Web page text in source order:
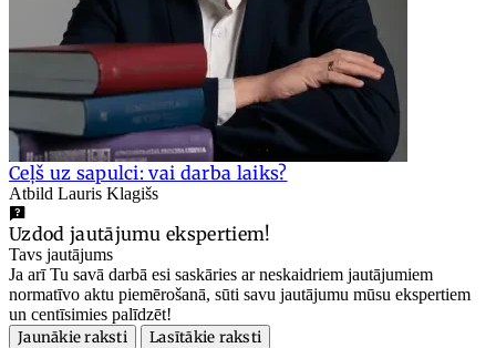
Ceļš uz sapulci: vai darba laiks?
Atbild Lauris Klagišs
Uzdod jautājumu ekspertiem!
Tavs jautājums
Ja arī Tu savā darbā esi saskāries ar neskaidriem jautājumiem
normatīvo aktu piemērošanā, sūti savu jautājumu mūsu ekspertiem
un centīsimies palīdzēt!
Jaunākie raksti
Lasītākie raksti